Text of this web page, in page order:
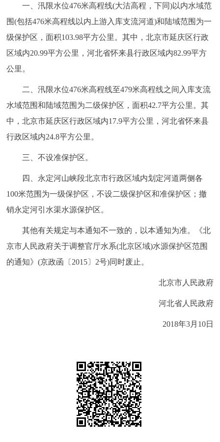
走进北京
ENGLISH 한국어 日本語
DEUTSCH FRANÇAIS
ITALIANO
回到顶部
一、汛限水位476米高程线(大沽高程，下同)以内水域范
围(包括476米高程线以内上游入库支流河道)和陆域范围为一
级保护区，面积103.98平方公里。其中，北京市延庆区行政
区域内20.99平方公里，河北省怀来县行政区域内82.99平方
公里。
二、汛限水位476米高程线至479米高程线之间入库支流
水域范围和陆域范围为二级保护区，面积42.7平方公里。其
中，北京市延庆区行政区域内17.9平方公里，河北省怀来县
行政区域内24.8平方公里。
三、不设准保护区。
四、永定河山峡段北京市行政区域内划定河道两侧各
100米范围为一级保护区，不设二级保护区和准保护区；撤
销永定河引水渠水源保护区。
其他有关规定与本通知不一致的，以本通知为准。《北
京市人民政府关于调整官厅水系(北京区域)水源保护区范围
的通知》(京政函〔2015〕2号)同时废止。
北京市人民政府
河北省人民政府
2018年3月10日